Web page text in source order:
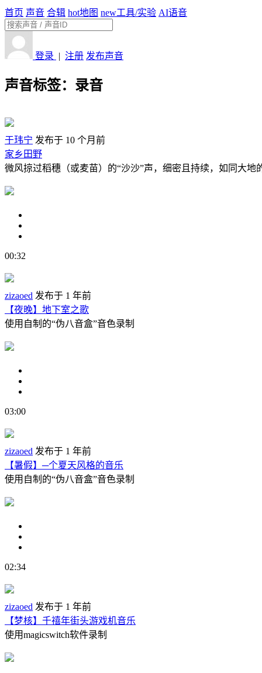
首页 声音 合辑 hot地图 new工具/实验 AI语音
登录 | 注册 发布声音
声音标签： 录音
于玮宁 发布于 10 个月前
家乡田野
微风掠过稻穗（或麦苗）的“沙沙”声，细密且持续，如同大
00:32
zizaoed 发布于 1 年前
【夜晚】地下室之歌
使用自制的“伪八音盒”音色录制
03:00
zizaoed 发布于 1 年前
【暑假】─个夏天风格的音乐
使用自制的“伪八音盒”音色录制
02:34
zizaoed 发布于 1 年前
【梦核】千禧年街头游戏机音乐
使用magicswitch软件录制